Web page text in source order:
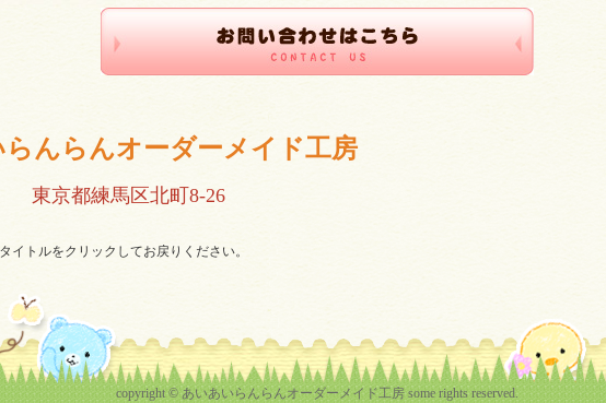
んらんオーダーメイド工房
東京都練馬区北町8-26
イトルをクリックしてお戻りください。
copyright © あいあいらんらんオーダーメイド工房 some rights reserved.